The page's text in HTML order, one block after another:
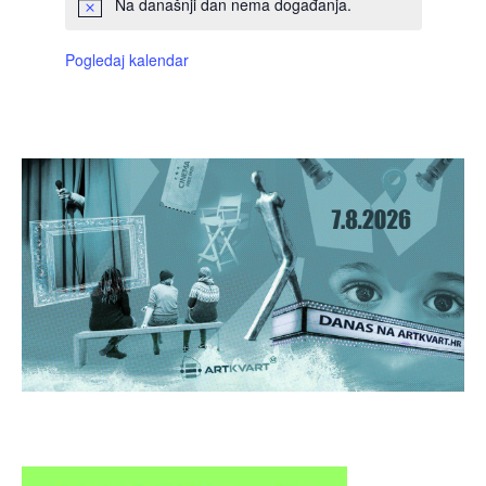
Na današnji dan nema događanja.
Pogledaj kalendar